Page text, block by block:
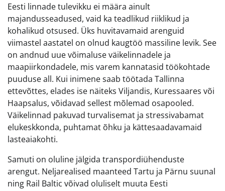
Eesti linnade tulevikku ei määra ainult
majandusseadused, vaid ka teadlikud riiklikud ja
kohalikud otsused. Üks huvitavamaid arenguid
viimastel aastatel on olnud kaugtöö massiline levik. See
on andnud uue võimaluse väikelinnadele ja
maapiirkondadele, mis varem kannatasid töökohtade
puuduse all. Kui inimene saab töötada Tallinna
ettevõttes, elades ise näiteks Viljandis, Kuressaares või
Haapsalus, võidavad sellest mõlemad osapooled.
Väikelinnad pakuvad turvalisemat ja stressivabamat
elukeskkonda, puhtamat õhku ja kättesaadavamaid
lasteaiakohti.
Samuti on oluline jälgida transpordiühenduste
arengut. Neljarealised maanteed Tartu ja Pärnu suunal
ning Rail Baltic võivad oluliselt muuta Eesti